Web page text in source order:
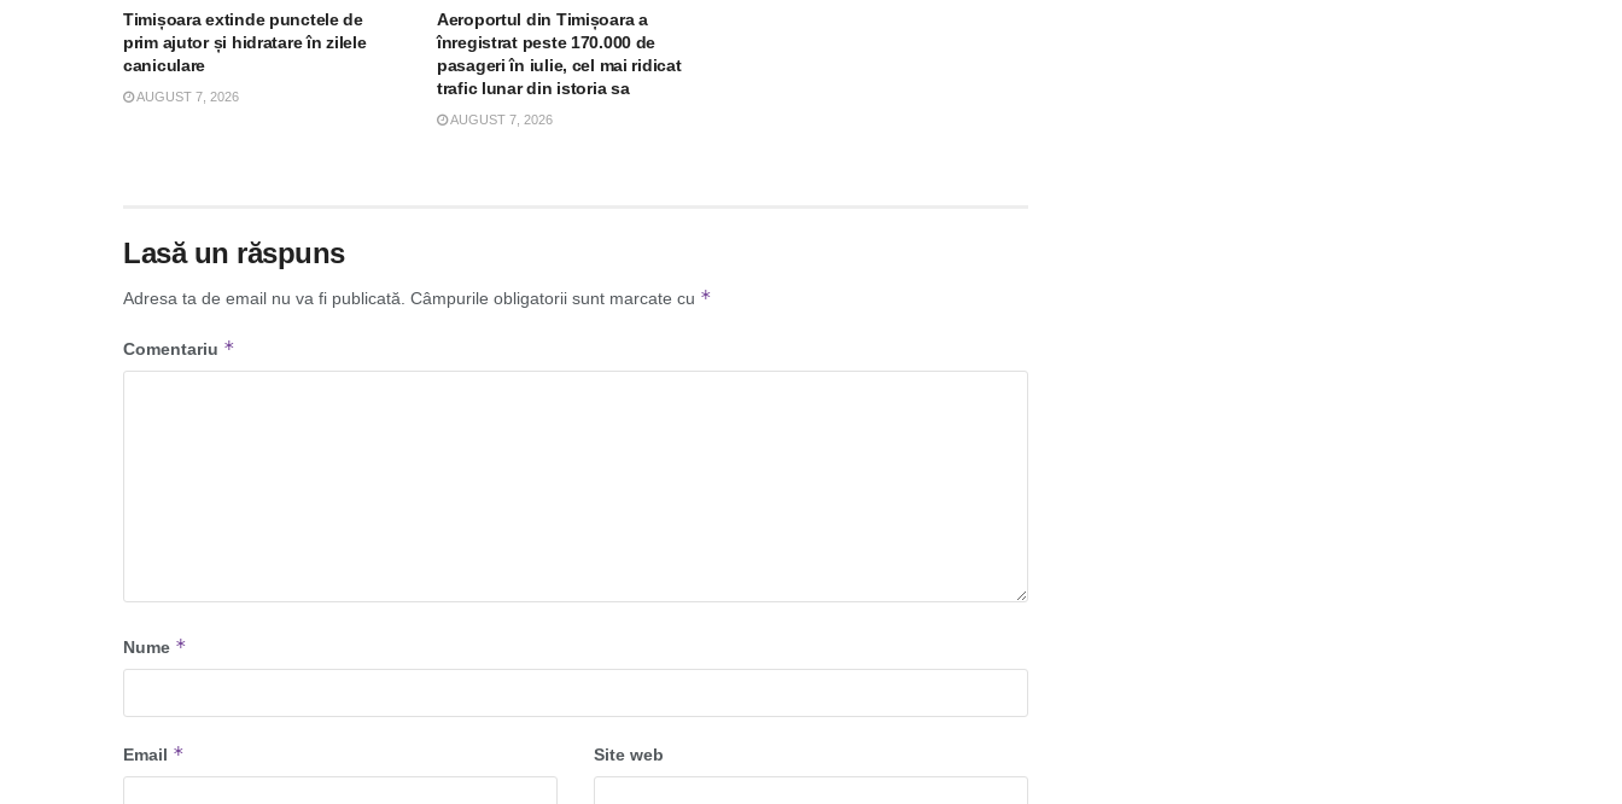
Timișoara extinde punctele de
prim ajutor și hidratare în zilele
caniculare
AUGUST 7, 2026
Aeroportul din Timișoara a
înregistrat peste 170.000 de
pasageri în iulie, cel mai ridicat
trafic lunar din istoria sa
AUGUST 7, 2026
Lasă un răspuns
Adresa ta de email nu va fi publicată. Câmpurile obligatorii sunt marcate cu *
Comentariu *
Nume *
Email * Site web